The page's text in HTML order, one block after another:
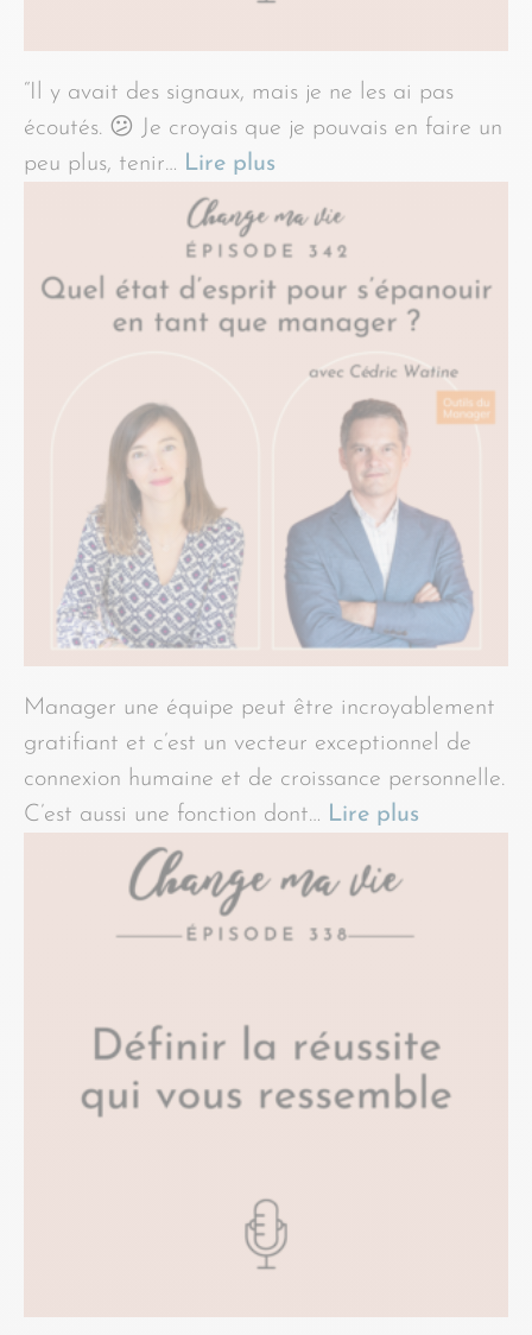
“Il y avait des signaux, mais je ne les ai pas
écoutés. 😕 Je croyais que je pouvais en faire un
peu plus, tenir… Lire plus
Manager une équipe peut être incroyablement
gratifiant et c’est un vecteur exceptionnel de
connexion humaine et de croissance personnelle.
C’est aussi une fonction dont… Lire plus